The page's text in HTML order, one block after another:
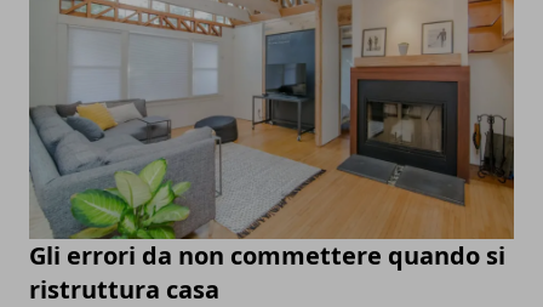
Gli errori da non commettere quando si
ristruttura casa